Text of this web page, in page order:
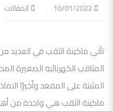
المقالات
تأتي ماكينة الثقب في العديد
المثاقب الكهربائية الصغيرة
المثبتة على المقعد وأخيرًا
ماكينة الثقب هي واحدة من